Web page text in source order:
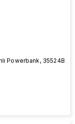
Powerbank, 35524B